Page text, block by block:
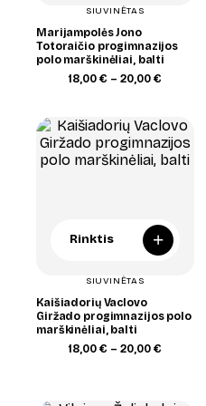
SIUVINĖTAS
Marijampolės Jono
Totoraičio progimnazijos
polo marškinėliai, balti
18,00€ – 20,00€
through
20,00 €
Rinktis +
SIUVINĖTAS
Kaišiadorių Vaclovo
Giržado progimnazijos polo
marškinėliai, balti
18,00€ – 20,00€
20,00 €